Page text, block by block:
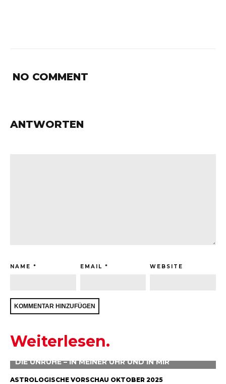
NO COMMENT
ANTWORTEN
NAME * EMAIL * WEBSITE
Weiterlesen.
DIE UNRUHE – IN MEINER UHR UND IN MIR
ASTROLOGISCHE VORSCHAU OKTOBER 2025